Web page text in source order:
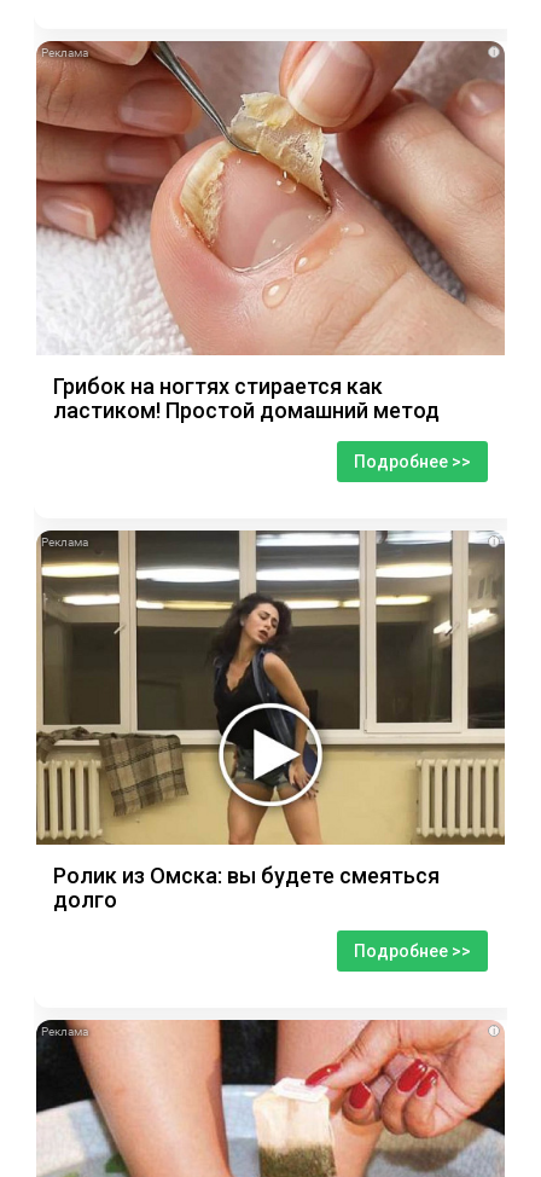
i
Грибок на ногтях стирается как
ластиком! Простой домашний метод
Подробнее >>
i
Ролик из Омска: вы будете смеяться
долго
Подробнее >>
i